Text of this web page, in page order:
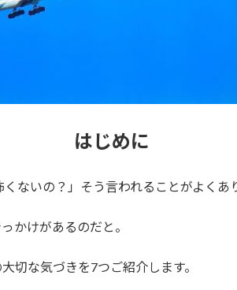
はじめに
ないの？」そう言われることがよくあ
かけがあるのだと。
切な気づきを7つご紹介します。